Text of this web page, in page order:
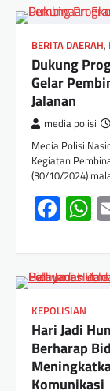
BERITA DAERAH,
Dukung
Gelar
Jalanan
media polisi
Media Polisi
Kegiatan
(30/10/2024)
KEPOLISIAN
Hari Jadi
Berharap
Komunikasi